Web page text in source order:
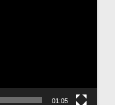
01:05